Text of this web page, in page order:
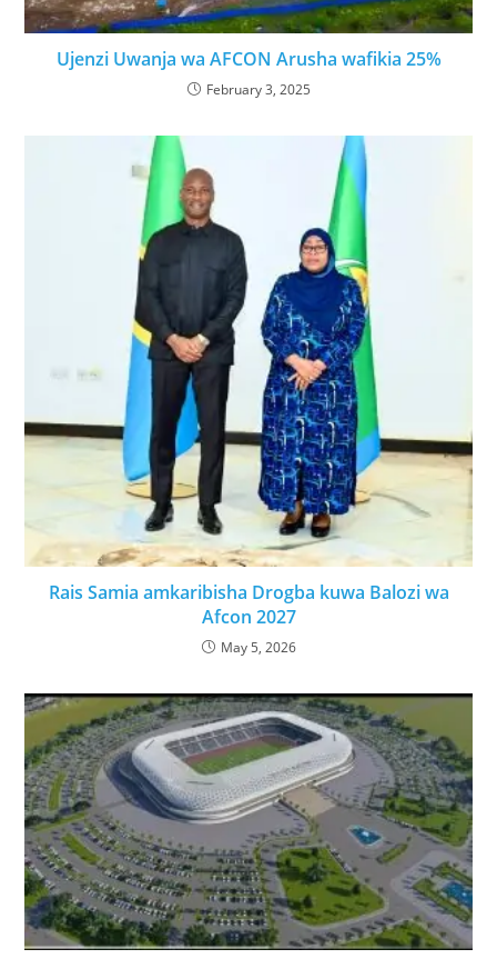
Ujenzi Uwanja wa AFCON Arusha wafikia 25%
February 3, 2025
Rais Samia amkaribisha Drogba kuwa Balozi wa
Afcon 2027
May 5, 2026